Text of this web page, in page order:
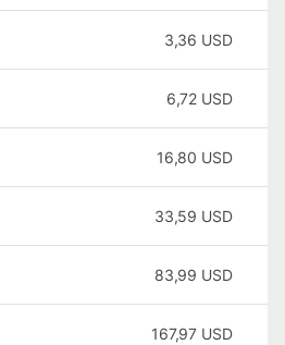
3,36 USD
6,72 USD
16,80 USD
33,59 USD
83,99 USD
167,97 USD